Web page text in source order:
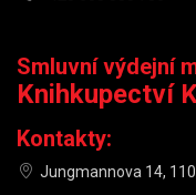
Smluvní výdejní
Knihkupectví
Kontakty:
Jungmannova 14,